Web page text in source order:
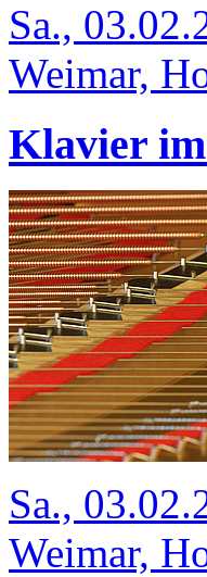
Sa.,
Weimar,
Klavier
Sa.,
Weimar,